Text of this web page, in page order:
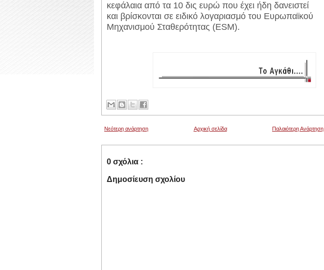
κεφάλαια από τα 10 δις ευρώ που έχει ήδη δανειστεί
και βρίσκονται σε ειδικό λογαριασμό του Ευρωπαϊκού
Μηχανισμού Σταθερότητας (ESM).
Νεότερη ανάρτηση Παλαιότερη Ανάρτηση
Αρχική σελίδα
0 σχόλια :
Δημοσίευση σχολίου